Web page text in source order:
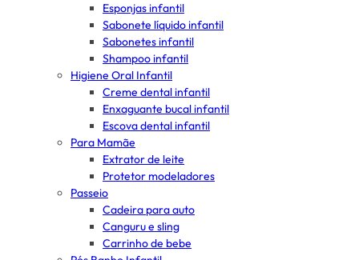
Esponjas infantil
Sabonete líquido infantil
Sabonetes infantil
Shampoo infantil
Higiene Oral Infantil
Creme dental infantil
Enxaguante bucal infantil
Escova dental infantil
Para Mamãe
Extrator de leite
Protetor modeladores
Passeio
Cadeira para auto
Canguru e sling
Carrinho de bebe